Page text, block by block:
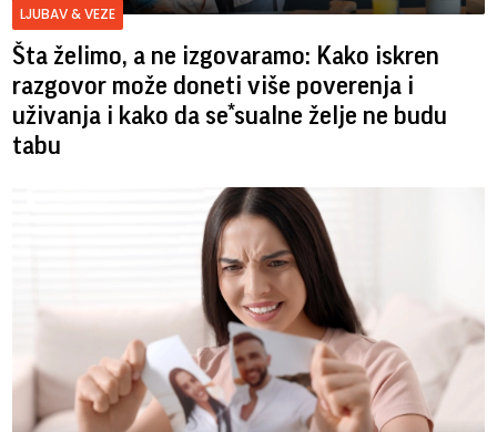
LJUBAV & VEZE
Šta želimo, a ne izgovaramo: Kako iskren
razgovor može doneti više poverenja i
uživanja i kako da se*sualne želje ne budu
tabu